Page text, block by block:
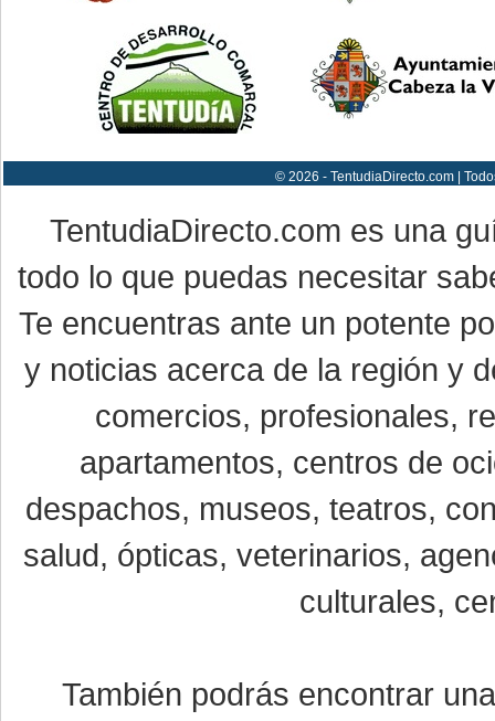
© 2026 - TentudiaDirecto.com |
TentudiaDirecto.com es una
todo lo que puedas necesitar
Te encuentras ante un potente
y noticias acerca de la región y
comercios, profesionales,
apartamentos, centros de
despachos, museos, teatros,
salud, ópticas, veterinarios,
culturales,
También podrás encontrar